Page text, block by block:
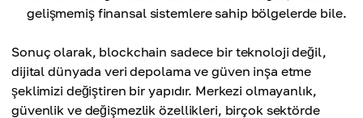
gelişmemiş finansal sistemlere sahip bölgelerde bile.
Sonuç olarak, blockchain sadece bir teknoloji değil,
dijital dünyada veri depolama ve güven inşa etme
şeklimizi değiştiren bir yapıdır. Merkezi olmayanlık,
güvenlik ve değişmezlik özellikleri, birçok sektörde